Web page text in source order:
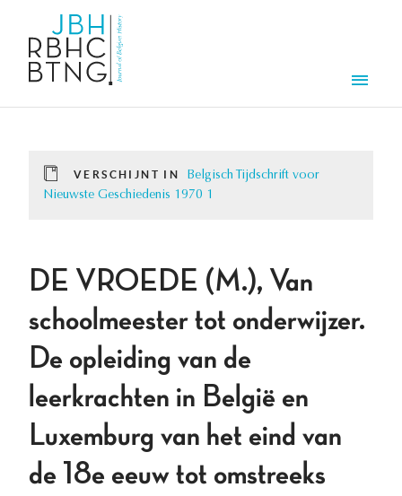
VERSCHIJNT IN
Belgisch Tijdschrift voor
Nieuwste Geschiedenis 1970 1
DE VROEDE (M.), Van
schoolmeester tot onderwijzer.
De opleiding van de
leerkrachten in België en
Luxemburg van het eind van
de 18e eeuw tot omstreeks